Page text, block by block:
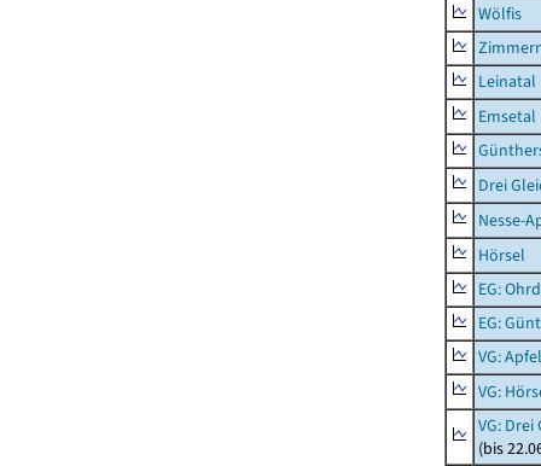
Wölfis
Leinatal
Emsetal
Drei
Nesse-
Hörsel
EG:
EG:
VG:
VG:
VG:
(bis